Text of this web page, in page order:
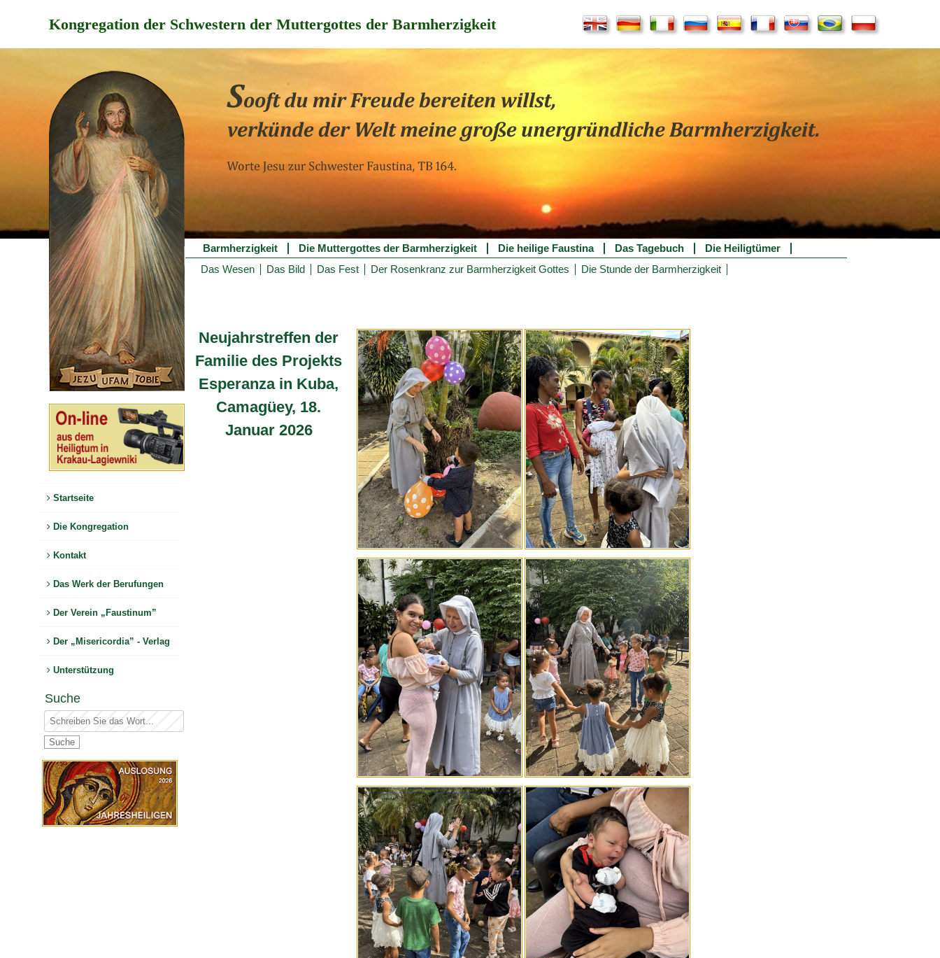
Kongregation der Schwestern der Muttergottes der Barmherzigkeit
Startseite
Die Kongregation
Kontakt
Das Werk der Berufungen
Der Verein „Faustinum”
Der „Misericordia” - Verlag
Unterstützung
Suche
Barmherzigkeit Die Muttergottes der Barmherzigkeit Die heilige Faustina Das Tagebuch
Die Heiligtümer
Das Wesen
Das Bild Das Fest Der Rosenkranz zur Barmherzigkeit Gottes Die Stunde der Barmherzigkeit
Neujahrstreffen der
Familie des Projekts
Esperanza in Kuba,
Camagüey, 18.
Januar 2026